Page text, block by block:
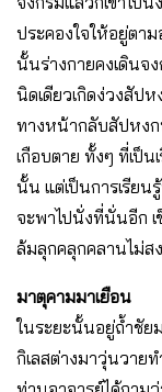
ประคองใจให้อยู่ตา
นั้นร่างกายคงเดินจ
นิดเดียวเกิดง่วงสัป
ทางหน้ากลับสัปหงก
เกือบตาย ทั้งๆ ที่เป็น
นั้น แต่เป็นการเรียน
จะพาไปนั่งที่นั่นอีก
ล้มลุกคลุกคลานไม่ส
มาตุคามมาเยือน
ในระยะนั้นอยู่ถ้ำชั
กิเลสต่างมาวุ่นวาย